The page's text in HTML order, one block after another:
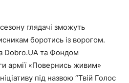
глядачі зможуть
боротись із ворогом.
Dobro.UA та Фондом
армії «Повернись живим»
під назвою “Твій Голос